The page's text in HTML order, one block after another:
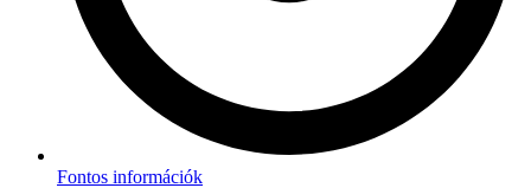
Fontos információk